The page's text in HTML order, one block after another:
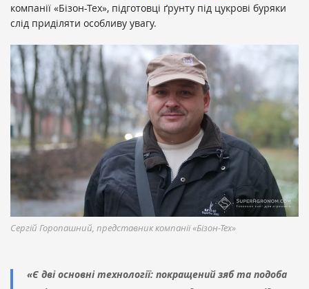
компанії «Бізон-Тех», підготовці ґрунту під цукрові буряки
слід приділяти особливу увагу.
Сергій Горопашний, представник компанії «Бізон-Тех»
«Є дві основні технології: покращений зяб та подоба